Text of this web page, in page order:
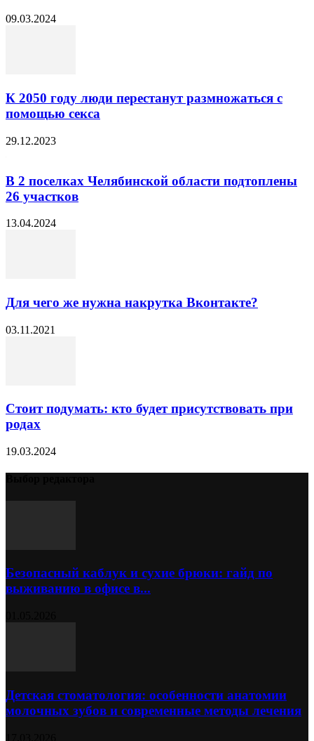
09.03.2024
К 2050 году люди перестанут размножаться с
помощью секса
29.12.2023
В 2 поселках Челябинской области подтоплены
26 участков
13.04.2024
Для чего же нужна накрутка Вконтакте?
03.11.2021
Стоит подумать: кто будет присутствовать при
родах
19.03.2024
Безопасный каблук и сухие брюки: гайд по
выживанию в офисе в...
Детская стоматология: особенности анатомии
молочных зубов и современные методы лечения